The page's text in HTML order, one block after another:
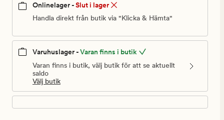
Onlinelager -Slut i lager
Handla direkt från butik via "Klicka & Hämta"
Varuhuslager -Varan finns i butik
Varan finns i butik, välj butik för att se aktuellt
saldo
Välj butik